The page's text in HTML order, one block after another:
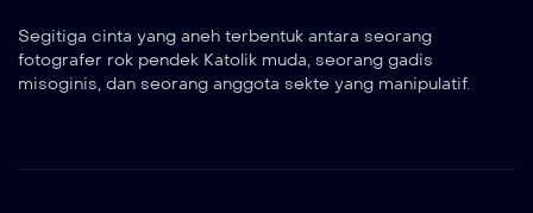
Segitiga cinta yang aneh terbentuk antara seorang
fotografer rok pendek Katolik muda, seorang gadis
misoginis, dan seorang anggota sekte yang manipulatif.